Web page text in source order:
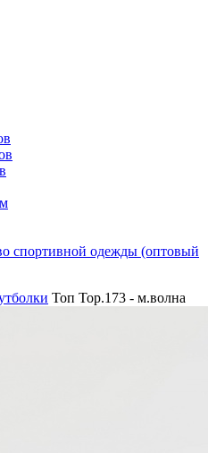
спортивной одежды (оптовый
Топ Top.173 - м.волна